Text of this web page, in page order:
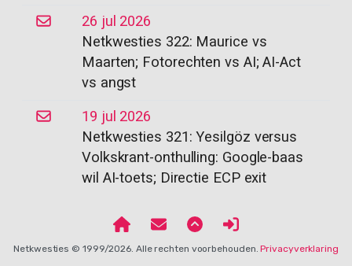
26 jul 2026
Netkwesties 322: Maurice vs
Maarten; Fotorechten vs AI; AI-Act
vs angst
19 jul 2026
Netkwesties 321: Yesilgöz versus
Volkskrant-onthulling: Google-baas
wil AI-toets; Directie ECP exit
Netkwesties © 1999/2026. Alle rechten voorbehouden.Privacyverklaring